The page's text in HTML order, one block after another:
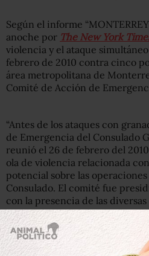
Según el informe
anoche por The New York
violencia y el ataque
febrero de 2010 contra cinco
área metropolitana de
Comité de Acción de
“Antes de los ataques con
de Emergencia del Consulado
reunió el 26 de febrero del
ola de violencia relacionada
potencial sobre las
Consulado. El comité fue
con la presencia de las
RSO, CONS, POL, CLO, FBI,
señala el texto.